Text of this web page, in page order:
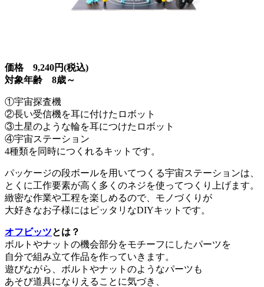
価格 9,240円(税込)
対象年齢 8歳～
①宇宙探査機
②長い受信機を耳に付けたロボット
③土星のような輪を耳につけたロボット
④宇宙ステーション
4種類を同時につくれるキットです。
パッケージの段ボールを用いてつくる宇宙ステーションは、
とくに工作要素が高く多くのネジを使ってつくり上げます。
緻密な作業や工程を楽しめるので、モノづくりが
大好きなお子様にはピッタリなDIYキットです。
オフビッツとは？
ボルトやナットの機会部分をモチーフにしたパーツを
自分で組み立て作品を作っていきます。
遊びながら、ボルトやナットのようなパーツも
あそび道具になりえることに気づき、